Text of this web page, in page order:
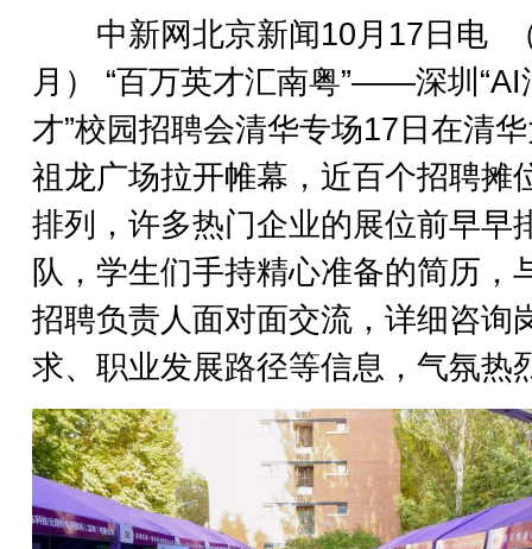
中新网北京新闻10月17日电
月） “百万英才汇南粤”——深圳“AI
才”校园招聘会清华专场17日在清
祖龙广场拉开帷幕，近百个招聘摊
排列，许多热门企业的展位前早早
队，学生们手持精心准备的简历，
招聘负责人面对面交流，详细咨询
求、职业发展路径等信息，气氛热